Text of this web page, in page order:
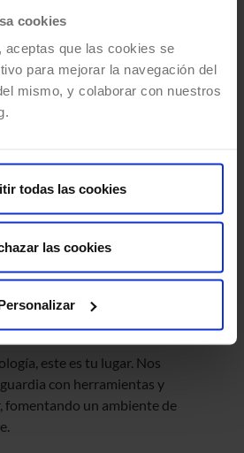
cookies
aceptas que las cookies se
para mejorar la navegación del
mismo, y colaborar con nuestros
todas las cookies
las cookies
y bienestar
nuestras prioridades. Por ello, te
tus necesidades. También jornada
durante el verano, para que
este es tu lugar. Nos
con herramientas y
fomentando un ambiente de